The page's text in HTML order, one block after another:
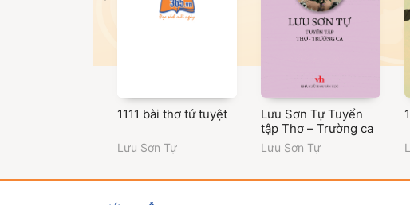
1111 bài thơ tứ tuyệt
Lưu Sơn Tự
Lưu Sơn Tự Tuyển
tập Thơ – Trường ca
Lưu Sơn Tự